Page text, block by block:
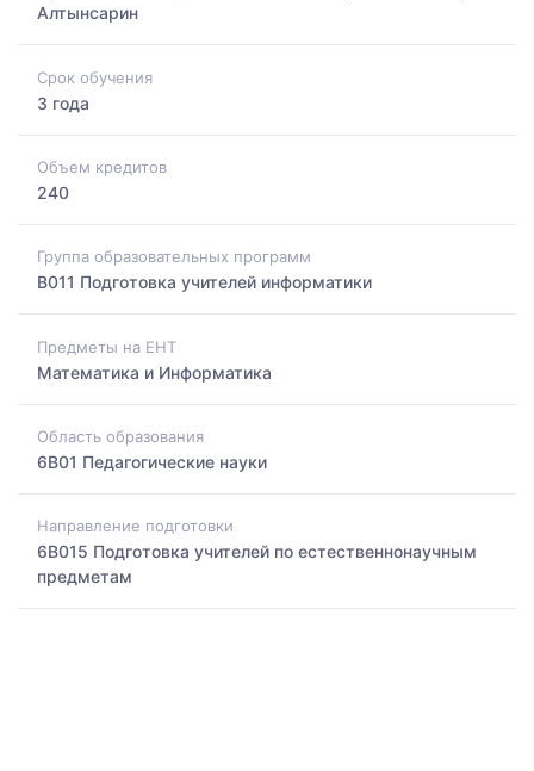
Алтынсарин
Срок обучения
3 года
Объем кредитов
240
Группа образовательных программ
B011 Подготовка учителей информатики
Предметы на ЕНТ
Математика и Информатика
Область образования
6B01 Педагогические науки
Направление подготовки
6B015 Подготовка учителей по естественнонаучным
предметам